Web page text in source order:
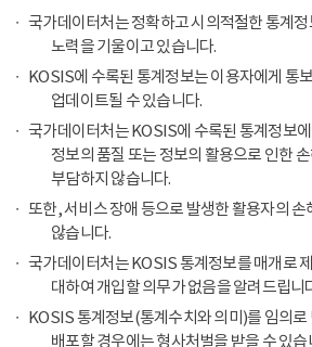
국가데이터처는 정확하고 시의적절한 통계
노력을 기울이고 있습니다.
KOSIS에 수록된 통계정보는 이용자에게 통
업데이트될 수 있습니다.
국가데이터처는 KOSIS에 수록된 통계정보
정보의 품질 또는 정보의 활용으로 인한
부담하지 않습니다.
또한, 서비스 장애 등으로 발생한 활용자의 손
않습니다.
국가데이터처는 KOSIS 통계정보를 매개로
대하여 개입할 의무가 없음을 알려드립니
KOSIS 통계정보(통계수치와 의미)를 임의
배포할 경우에는 형사처벌을 받을 수 있습